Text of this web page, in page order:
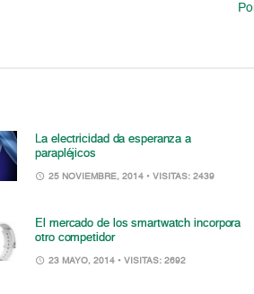
La electricidad da esperanza a
parapléjicos
25 NOVIEMBRE, 2014 • VISITAS: 2439
El mercado de los smartwatch incorpora
otro competidor
23 MAYO, 2014 • VISITAS: 2692